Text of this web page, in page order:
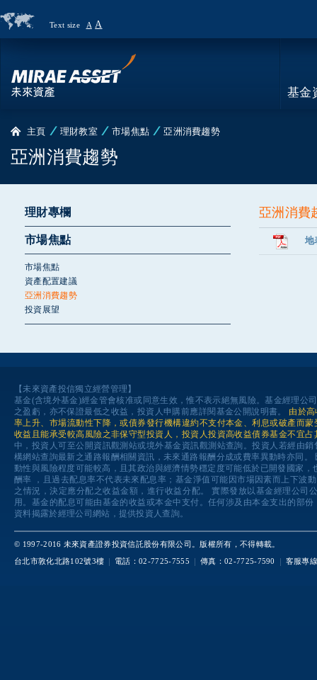
Text size A A
基金
主頁 理財教室 市場焦點 亞洲消費趨勢
亞洲消費趨勢
理財專欄
市場焦點
市場焦點
資產配置建議
亞洲消費趨勢
投資展望
亞洲消費
地
【未來資產投信獨立經營管理】
基金(含境外基金)經金管會核准或同意生效，惟不表示絕無風險。基金經理
之盈虧，亦不保證最低之收益，投資人申購前應詳閱基金公開說明書。 由於
率上升、市場流動性下降，或債券發行機構違約不支付本金、利息或破產而
收益且能承受較高風險之非保守型投資人，投資人投資高收益債券基金不宜
中，投資人可至公開資訊觀測站或境外基金資訊觀測站查詢。投資人若經由
構網站查詢最新之通路報酬相關資訊，未來通路報酬分成或費率異動時亦同
動性與風險程度可能較高，且其政治與經濟情勢穩定度可能低於已開發國家
酬率 ，且過去配息率不代表未來配息率；基金淨值可能因市場因素而上下波
之情況，決定應分配之收益金額，進行收益分配。 實際發放以基金經理公
用。基金的配息可能由基金的收益或本金中支付。任何涉及由本金支出的部
資料揭露於經理公司網站，提供投資人查詢。
© 1997-2016 未來資產證券投資信託股份有限公司。版權所有，不得轉載。
台北市敦化北路102號3樓
電話：02-7725-7555 傳真：02-7725-7590 客服專